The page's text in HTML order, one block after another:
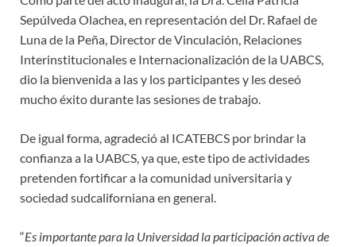
Sepúlveda Olachea, en representación del Dr. Rafael de
Luna de la Peña, Director de Vinculación, Relaciones
Interinstitucionales e Internacionalización de la UABCS,
dio la bienvenida a las y los participantes y les deseó
mucho éxito durante las sesiones de trabajo.
De igual forma, agradeció al ICATEBCS por brindar la
confianza a la UABCS, ya que, este tipo de actividades
pretenden fortificar a la comunidad universitaria y
sociedad sudcaliforniana en general.
“Es importante para la Universidad la participación activa de